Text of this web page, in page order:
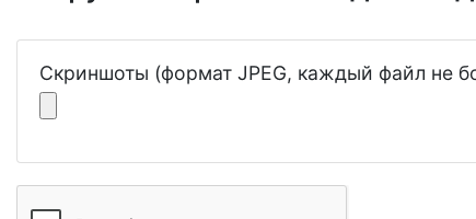
Скриншоты (формат JPEG, каждый файл не